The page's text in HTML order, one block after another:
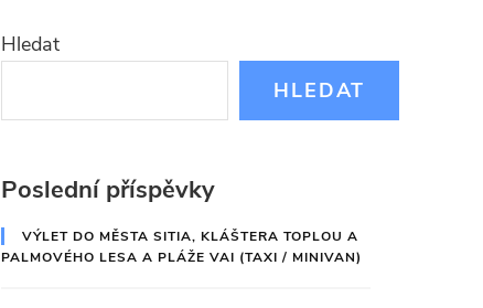
Hledat
HLEDAT
Poslední příspěvky
VÝLET DO MĚSTA SITIA, KLÁŠTERA TOPLOU A
PALMOVÉHO LESA A PLÁŽE VAI (TAXI / MINIVAN)